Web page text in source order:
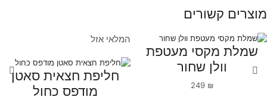
מוצרים קשורים
שמלת מקסי מעטפת
וולן שחור
249 ₪
המלאי אזל
חליפת חצאית סאטן
מודפס כחול